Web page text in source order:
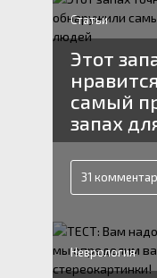
Статьи
Этот
самый
запах
31
Неврология